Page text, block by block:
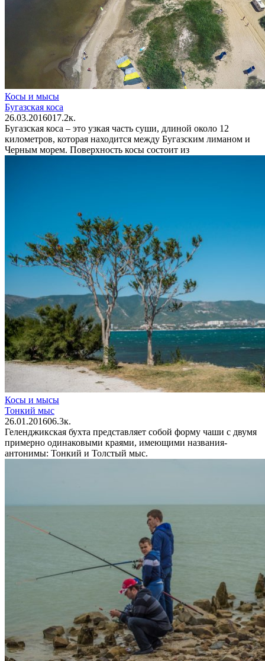
Косы и мысы
Бугазская коса
26.03.2016017.2к.
Бугазская коса – это узкая часть суши, длиной около 12
километров, которая находится между Бугазским лиманом и
Черным морем. Поверхность косы состоит из
Косы и мысы
Тонкий мыс
26.01.201606.3к.
Геленджикская бухта представляет собой форму чаши с двумя
примерно одинаковыми краями, имеющими названия-
антонимы: Тонкий и Толстый мыс.